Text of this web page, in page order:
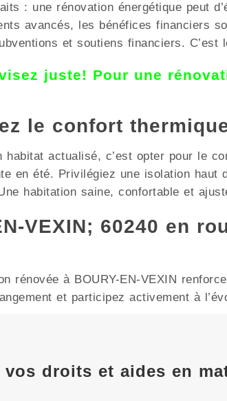
: une rénovation énergétique peut
avancés, les bénéfices financiers
et soutiens financiers. C’est
juste! Pour une
le confort
habitat actualisé, c’est opter pour le
en été. Privilégiez une isolation haut
habitation saine, confortable et
VEXIN; 60240 en
rénovée à BOURY-EN-VEXIN
et participez activement à
droits et aides en